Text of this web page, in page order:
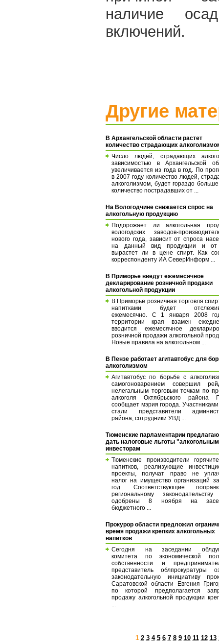
наличие
включений.
Другие
В Архангельской области растет
количество страдающих
Число людей, страдающих
зависимостью в Архангельской
увеличивается из года в год. По
в 2007 году количество людей,
алкоголизмом, будет гораздо
количество пострадавших от ...
На Вологодчине снижается спрос на
алкогольную продукцию
Подорожает ли алкогольная
вологодских заводов-
нового года, зависит от спроса
на данный вид продукции и от
вырастет ли в цене спирт. Как
корреспонденту ИА СеверИнформ ...
В Приморье введут ежемесячное
декларирование розничной продажи
алкогольной продукции
В Приморье розничная торговля
напитками будет
ежемесячно. С 1 января 2008
территории края взамен
вводится ежемесячное
розничной продажи алкогольной
Новые правила на алкогольном ...
В Пензе работает агитавтобус для
алкоголизмом
Агитавтобус по борьбе с
самогоноварением совершил
нелегальным торговым точкам по
алкоголя Октябрьского района
сообщает мэрия города.
стали представители
района, сотрудники УВД ...
Тюменские парламентарии
дать налоговые льготы
инвесторам
Тюменские производители
напитков, реализующие
проекты, получат право не
налог на имущество организаций
год. Соответствующие
региональному
одобрены 8 ноября на
бюджетного ...
Прокурор области предложил
время продажи крепких алкогольных
напитков
Сегодня на заседании
комитета по экономической
собственности и
представитель облпрокуратуры
законодательную инициативу
Саратовской области Евгения
по которой предполагается
продажу алкогольной продукции
1 2 3 4 5 6 7 8 9 10 11 12 13